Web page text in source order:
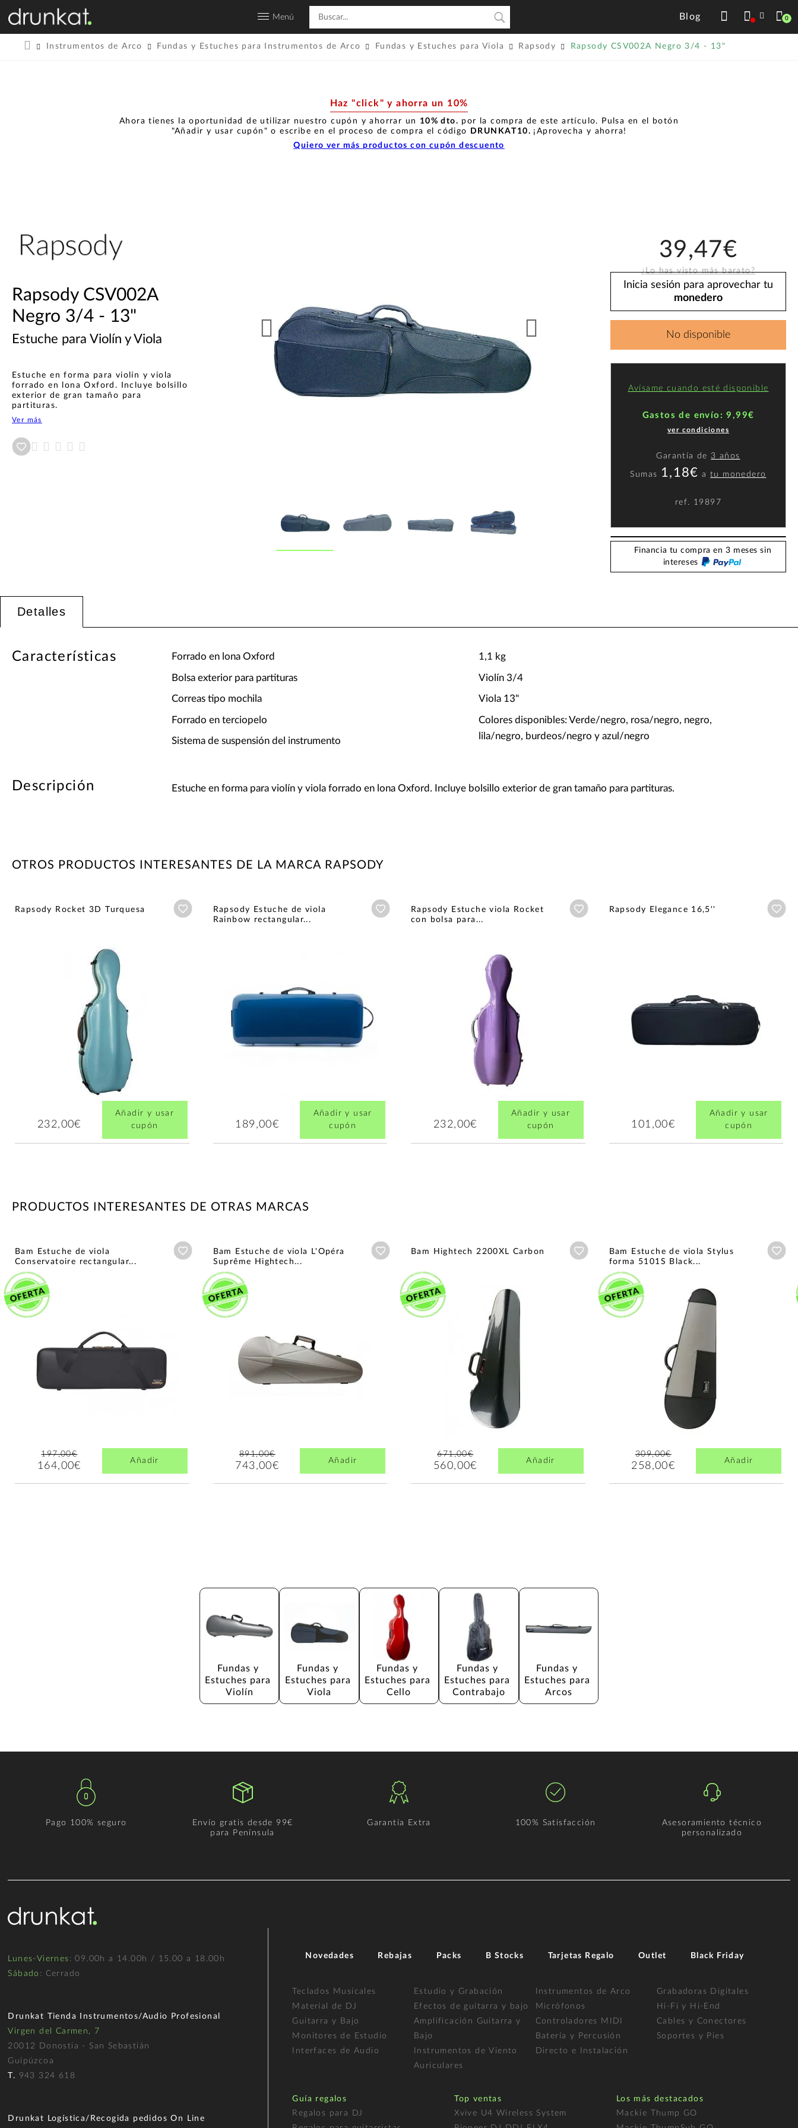
Menú Blog 0
Instrumentos de Arco Fundas y Estuches para Instrumentos de Arco Fundas y Estuches para Viola Rapsody Rapsody CSV002A Negro 3/4 - 13"
Haz "click" y ahorra un 10%
Ahora tienes la oportunidad de utilizar nuestro cupón y ahorrar un 10% dto. por la compra de este artículo. Pulsa en el botón
"Añadir y usar cupón" o escribe en el proceso de compra el código
DRUNKAT10. ¡Aprovecha y ahorra!
Quiero ver más productos con cupón descuento
Rapsody CSV002A
Negro 3/4 - 13"
Estuche para Violín y Viola
Estuche en forma para violín y viola
forrado en lona Oxford. Incluye bolsillo
exterior de gran tamaño para
partituras.
Ver más
39,47€
¿Lo has visto más barato?
Inicia sesión para aprovechar tu
monedero
No disponible
Avísame cuando esté disponible
Gastos de envío: 9,99€
ver condiciones
Garantía de 3 años
Sumas 1,18€ atu monedero
ref. 19897
Financia tu compra en 3 meses sin
intereses
Detalles
Características Forrado en lona Oxford
Bolsa exterior para partituras
Correas tipo mochila
Forrado en terciopelo
Sistema de suspensión del instrumento
1,1 kg
Violín 3/4
Viola 13"
Colores disponibles: Verde/negro, rosa/negro, negro,
lila/negro, burdeos/negro y azul/negro
Descripción Estuche en forma para violín y viola forrado en lona Oxford. Incluye bolsillo exterior de gran tamaño para partituras.
OTROS PRODUCTOS INTERESANTES DE LA MARCA RAPSODY
Rapsody Rocket 3D Turquesa Añadir a wishlist
232,00€
Añadir y usar
cupón
Rapsody Estuche de viola
Rainbow rectangular...
Añadir a wishlist
189,00€
Añadir y usar
cupón
Rapsody Estuche viola Rocket
con bolsa para...
Añadir a wishlist
232,00€
Añadir y usar
cupón
Rapsody Elegance 16,5''
101,00€
Añadir y usar
cupón
PRODUCTOS INTERESANTES DE OTRAS MARCAS
Bam Estuche de viola
Conservatoire rectangular...
Añadir a wishlist
197,00€
164,00€ Añadir
Bam Estuche de viola L'Opéra
Suprême Hightech...
Añadir a wishlist
891,00€
743,00€ Añadir
Bam Hightech 2200XL Carbon Añadir a wishlist
671,00€
560,00€ Añadir
Bam Estuche de viola Stylus
forma 5101S Black...
309,00€
258,00€ Añadir
Fundas y
Estuches para
Violín
Fundas y
Estuches para
Viola
Fundas y
Estuches para
Cello
Fundas y
Estuches para
Contrabajo
Fundas y
Estuches para
Arcos
Pago 100% seguro
Envío gratis desde 99€
para Península
Garantía Extra 100% Satisfacción
Asesoramiento técnico
personalizado
Lunes-Viernes : 09.00h a 14.00h / 15.00 a 18.00h
Sábado : Cerrado
Drunkat Tienda Instrumentos/Audio Profesional
Virgen del Carmen, 7
20012 Donostia - San Sebastián
Guipúzcoa
T. 943 324 618
Drunkat Logística/Recogida pedidos On Line
Novedades Rebajas Packs B Stocks Tarjetas Regalo Outlet Black Friday
Teclados Musicales
Material de DJ
Guitarra y Bajo
Monitores de Estudio
Interfaces de Audio
Estudio y Grabación
Efectos de guitarra y bajo
Amplificación Guitarra y
Bajo
Instrumentos de Viento
Auriculares
Instrumentos de Arco
Micrófonos
Controladores MIDI
Batería y Percusión
Directo e Instalación
Grabadoras Digitales
Hi-Fi y Hi-End
Cables y Conectores
Soportes y Pies
Guía regalos
Regalos para DJ
Top ventas
Xvive U4 Wireless System
Los más destacados
Mackie Thump GO